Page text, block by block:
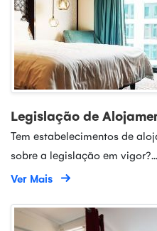
Legislação de
Tem estabelecimentos de
sobre a legislação em vigor?...
Ver Mais